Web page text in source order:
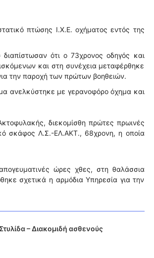
πτώσης Ι.Χ.Ε. οχήματος εντός της
ότι ο 73χρονος οδηγός και
και στη συνέχεια μεταφέρθηκε
την παροχή των πρώτων βοηθειών.
ανελκύστηκε με γερανοφόρο όχημα και
διεκομίσθη πρώτες πρωινές
σκάφος Λ.Σ.-ΕΛ.ΑΚΤ., 68χρονη, η οποία
ώρες χθες, στη θαλάσσια
σχετικά η αρμόδια Υπηρεσία για την
– Διακομιδή ασθενούς